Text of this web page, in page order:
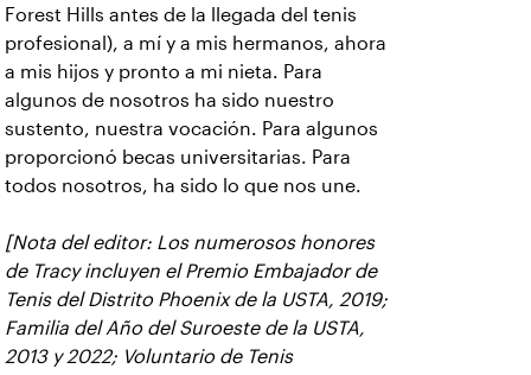
Forest Hills antes de la llegada del tenis
profesional), a mí y a mis hermanos, ahora
a mis hijos y pronto a mi nieta. Para
algunos de nosotros ha sido nuestro
sustento, nuestra vocación. Para algunos
proporcionó becas universitarias. Para
todos nosotros, ha sido lo que nos une.
[Nota del editor: Los numerosos honores
de Tracy incluyen el Premio Embajador de
Tenis del Distrito Phoenix de la USTA, 2019;
Familia del Año del Suroeste de la USTA,
2013 y 2022; Voluntario de Tenis